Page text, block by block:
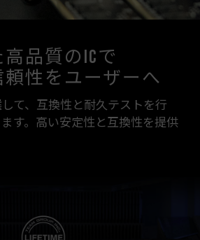
品質のICで
性をユーザーへ
て、互換性と耐久テストを行
す。高い安定性と互換性を提供